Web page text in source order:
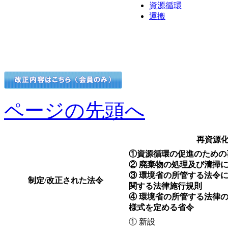
資源循環
運搬
ページの先頭へ
再資源
制定/改正された法令
①資源循環の促進のための
② 廃棄物の処理及び清掃
③ 環境省の所管する法令
関する法律施行規則
④ 環境省の所管する法律
様式を定める省令
① 新設